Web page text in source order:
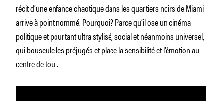
récit d’une enfance chaotique dans les quartiers noirs de Miami
arrive à point nommé. Pourquoi? Parce qu’il ose un cinéma
politique et pourtant ultra stylisé, social et néanmoins universel,
qui bouscule les préjugés et place la sensibilité et l’émotion au
centre de tout.